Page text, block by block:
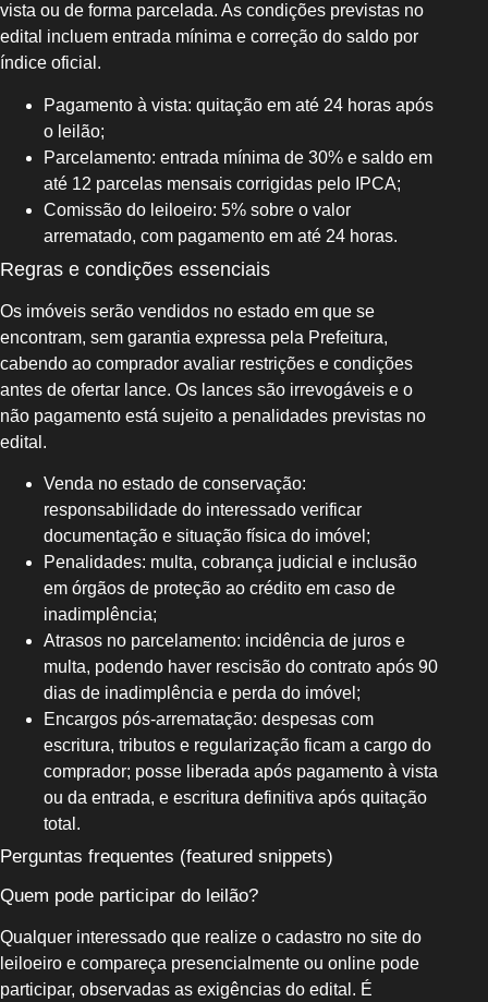
vista ou de forma parcelada. As condições previstas no
edital incluem entrada mínima e correção do saldo por
índice oficial.
Pagamento à vista: quitação em até 24 horas após
o leilão;
Parcelamento: entrada mínima de 30% e saldo em
até 12 parcelas mensais corrigidas pelo IPCA;
Comissão do leiloeiro: 5% sobre o valor
arrematado, com pagamento em até 24 horas.
Regras e condições essenciais
Os imóveis serão vendidos no estado em que se
encontram, sem garantia expressa pela Prefeitura,
cabendo ao comprador avaliar restrições e condições
antes de ofertar lance. Os lances são irrevogáveis e o
não pagamento está sujeito a penalidades previstas no
edital.
Venda no estado de conservação:
responsabilidade do interessado verificar
documentação e situação física do imóvel;
Penalidades: multa, cobrança judicial e inclusão
em órgãos de proteção ao crédito em caso de
inadimplência;
Atrasos no parcelamento: incidência de juros e
multa, podendo haver rescisão do contrato após 90
dias de inadimplência e perda do imóvel;
Encargos pós-arrematação: despesas com
escritura, tributos e regularização ficam a cargo do
comprador; posse liberada após pagamento à vista
ou da entrada, e escritura definitiva após quitação
total.
Perguntas frequentes (featured snippets)
Quem pode participar do leilão?
Qualquer interessado que realize o cadastro no site do
leiloeiro e compareça presencialmente ou online pode
participar, observadas as exigências do edital. É